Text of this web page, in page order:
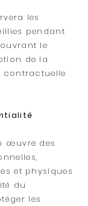
les
pendant
le
de la
contractuelle
œuvre des
et physiques
du
les